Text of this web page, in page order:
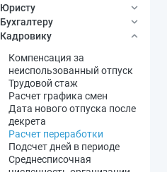
Юристу
Госпошлина в
арбитражный суд
Неустойка по договору
Госпошлина в суд общей
юрисдикции
Индексация присуждённых
денежных сумм
Бухгалтеру
Кому подходит АУСН
Аванс с зарплаты
Среднедневной заработок
Командировочные
Статус налогового
резидента
НДФЛ
НДФЛ с материальной
выгоды по займам
НДС
Кадровику
Компенсация за
неиспользованный отпуск
Трудовой стаж
Расчет графика смен
Дата нового отпуска после
декрета
Расчет переработки
Подсчет дней в периоде
Среднесписочная